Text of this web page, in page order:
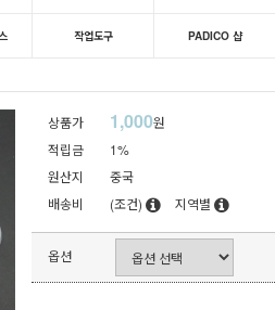
작업도구 PADICO 샵
상품가 1,000원
적립금
1%
원산지
중국
배송비
(조건) 지역별
옵션